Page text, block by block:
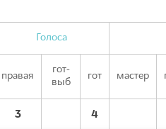
Голоса
правая
гот-
выб
гот мастер
3 4